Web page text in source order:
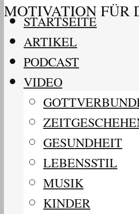
MOTIVATION FÜR
STARTSEITE
ARTIKEL
PODCAST
VIDEO
GESUNDHEIT
LEBENSSTIL
MUSIK
KINDER